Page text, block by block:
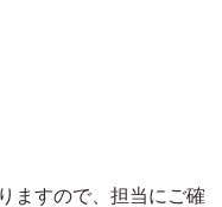
ますので、担当にご確